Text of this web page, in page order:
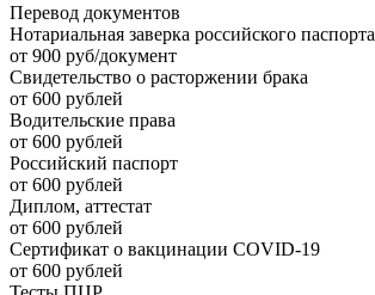
Перевод документов
Нотариальная заверка российского паспорта
от 900 руб/документ
Свидетельство о расторжении брака
от 600 рублей
Водительские права
от 600 рублей
Российский паспорт
от 600 рублей
Диплом, аттестат
от 600 рублей
Сертификат о вакцинации COVID-19
от 600 рублей